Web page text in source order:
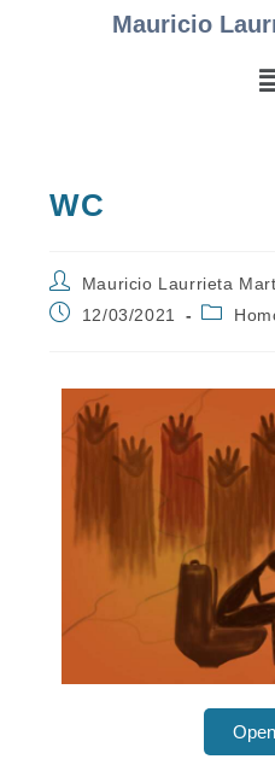
Mauricio
WC
Mauricio Laurrieta
12/03/2021